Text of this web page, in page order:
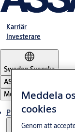
Karriär
Investerare
Sweden·Svenska
ASSA ABLOY Group
Meny
Produkter och lösningar
Meddela
cookies
Genom att